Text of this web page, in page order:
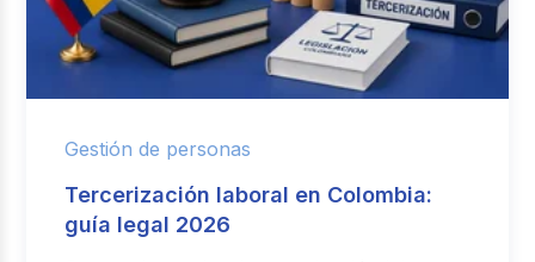
Gestión de personas
Tercerización laboral en Colombia:
guía legal 2026